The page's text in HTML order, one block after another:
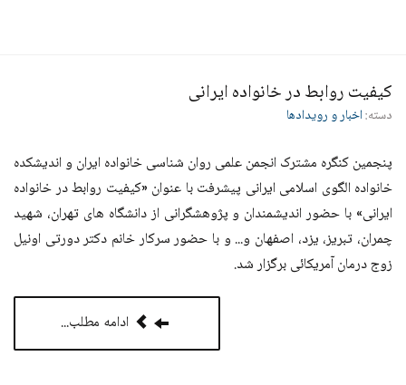
پانزدهمین کنفرانس الگوی اسلامی ایرانی پیشرفت -کیفیت روابط در خانواده ایرانی
دسته:اخبار و رویدادها
پنجمین کنگره مشترک انجمن علمی روان شناسی خانواده ایران و اندیشکده
خانواده الگوی اسلامی ایرانی پیشرفت با عنوان «کیفیت روابط در خانواده
ایرانی» با حضور اندیشمندان و پژوهشگرانی از دانشگاه های تهران، شهید
چمران، تبریز، یزد، اصفهان و... و با حضور سرکار خانم دکتر دورتی اونیل
زوج درمان آمریکائی برگزار شد.
ادامه مطلب...